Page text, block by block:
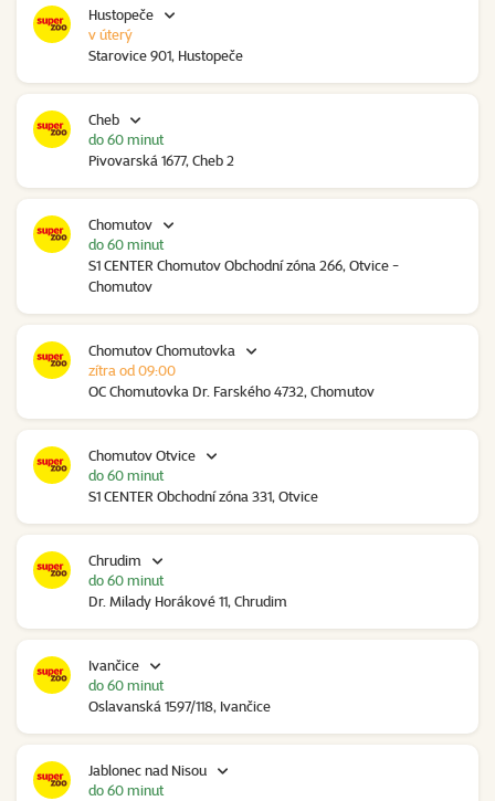
Hustopeče
Starovice 901, Hustopeče
v úterý
Cheb
Pivovarská 1677, Cheb 2
do 60 minut
Chomutov
S1 CENTER Chomutov Obchodní zóna 266, Otvice -
Chomutov
do 60 minut
Chomutov Chomutovka
OC Chomutovka Dr. Farského 4732, Chomutov
zítra od 09:00
Chomutov Otvice
S1 CENTER Obchodní zóna 331, Otvice
do 60 minut
Chrudim
Dr. Milady Horákové 11, Chrudim
do 60 minut
Ivančice
Oslavanská 1597/118, Ivančice
do 60 minut
Jablonec nad Nisou
do 60 minut